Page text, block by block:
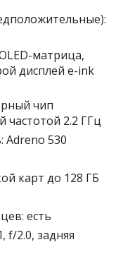
матрица,
дисплей e-ink
чип
частотой 2.2 ГГц
Adreno 530
карт до 128 ГБ
есть
2.0, задняя